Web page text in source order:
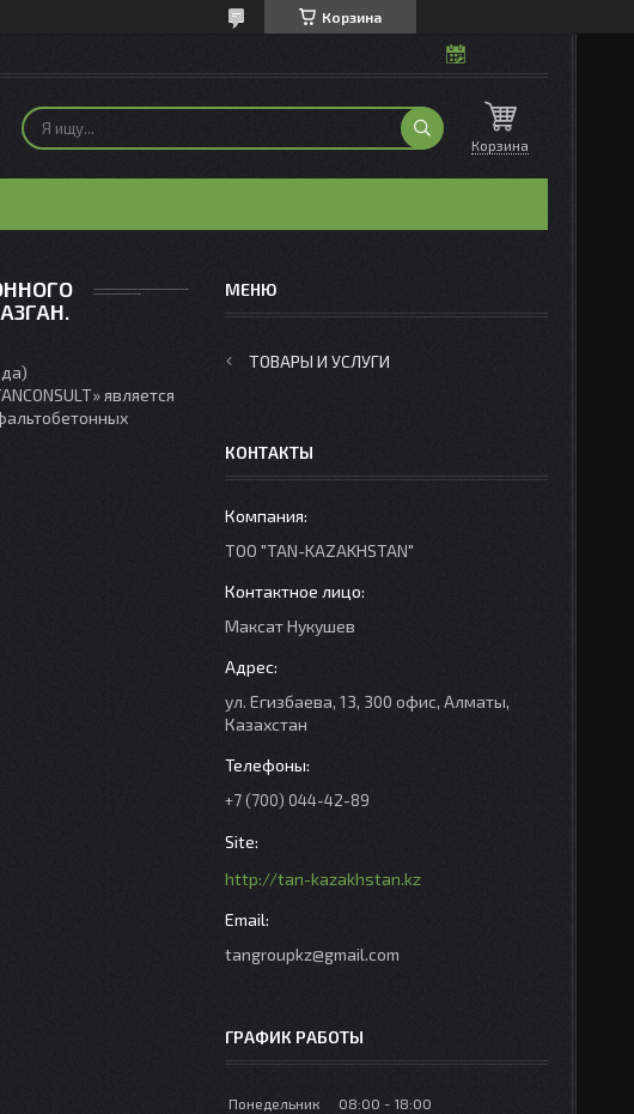
Корзина
Корзина
является
ТОВАРЫ И УСЛУГИ
КОНТАКТЫ
ТОО "TAN-KAZAKHSTAN"
Максат Нукушев
ул. Егизбаева, 13, 300 офис, Алматы,
Казахстан
+7 (700) 044-42-89
http://tan-kazakhstan.kz
tangroupkz@gmail.com
ГРАФИК РАБОТЫ
Понедельник 08:00
18:00